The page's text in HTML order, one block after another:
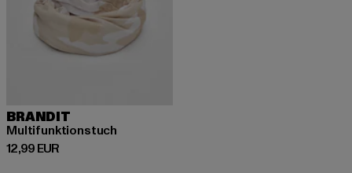
BRANDIT
Multifunktionstuch
12,99 EUR
Derzeitiger Preis: 12,99 EUR